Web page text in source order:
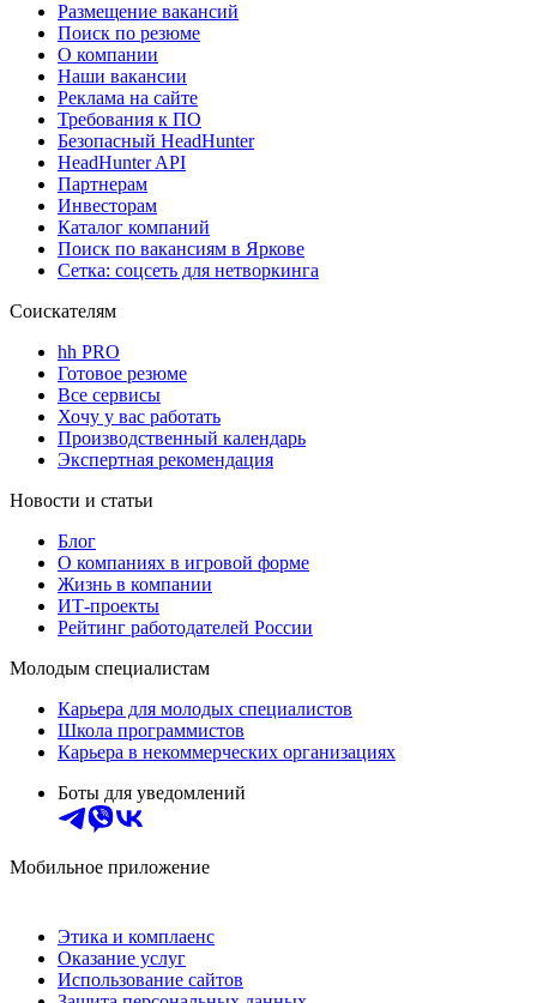
Размещение вакансий
Поиск по резюме
О компании
Наши вакансии
Реклама на сайте
Требования к ПО
Безопасный HeadHunter
HeadHunter API
Партнерам
Инвесторам
Каталог компаний
Поиск по вакансиям в Яркове
Сетка: соцсеть для нетворкинга
Соискателям
hh PRO
Готовое резюме
Все сервисы
Хочу у вас работать
Производственный календарь
Экспертная рекомендация
Новости и статьи
Блог
О компаниях в игровой форме
Жизнь в компании
ИТ-проекты
Рейтинг работодателей России
Молодым специалистам
Карьера для молодых специалистов
Школа программистов
Карьера в некоммерческих организациях
Боты для уведомлений
Мобильное приложение
Этика и комплаенс
Оказание услуг
Использование сайтов